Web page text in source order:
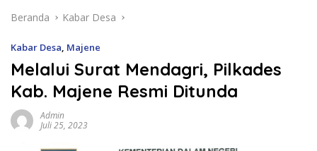
Beranda Kabar Desa
Kabar Desa, Majene
Melalui Surat Mendagri, Pilkades
Kab. Majene Resmi Ditunda
Admin
Juli 25, 2023